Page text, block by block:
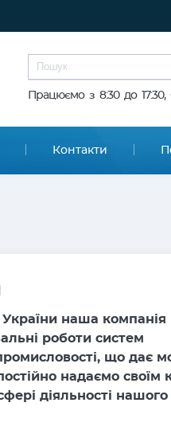
Працюємо з 8:30 до
Контакти
України наша
роботи систем
що дає
надаємо своїм
діяльності нашого